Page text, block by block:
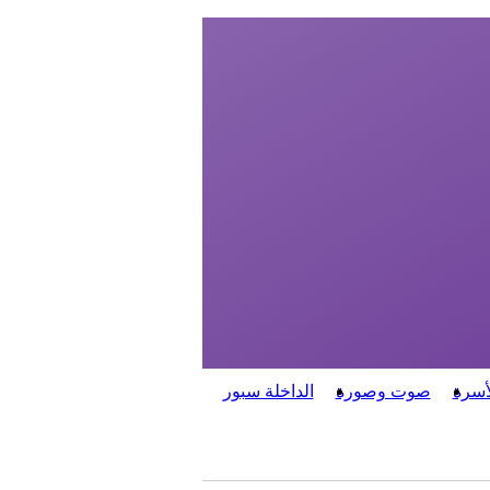
صوت وصورة الداخلة سبور